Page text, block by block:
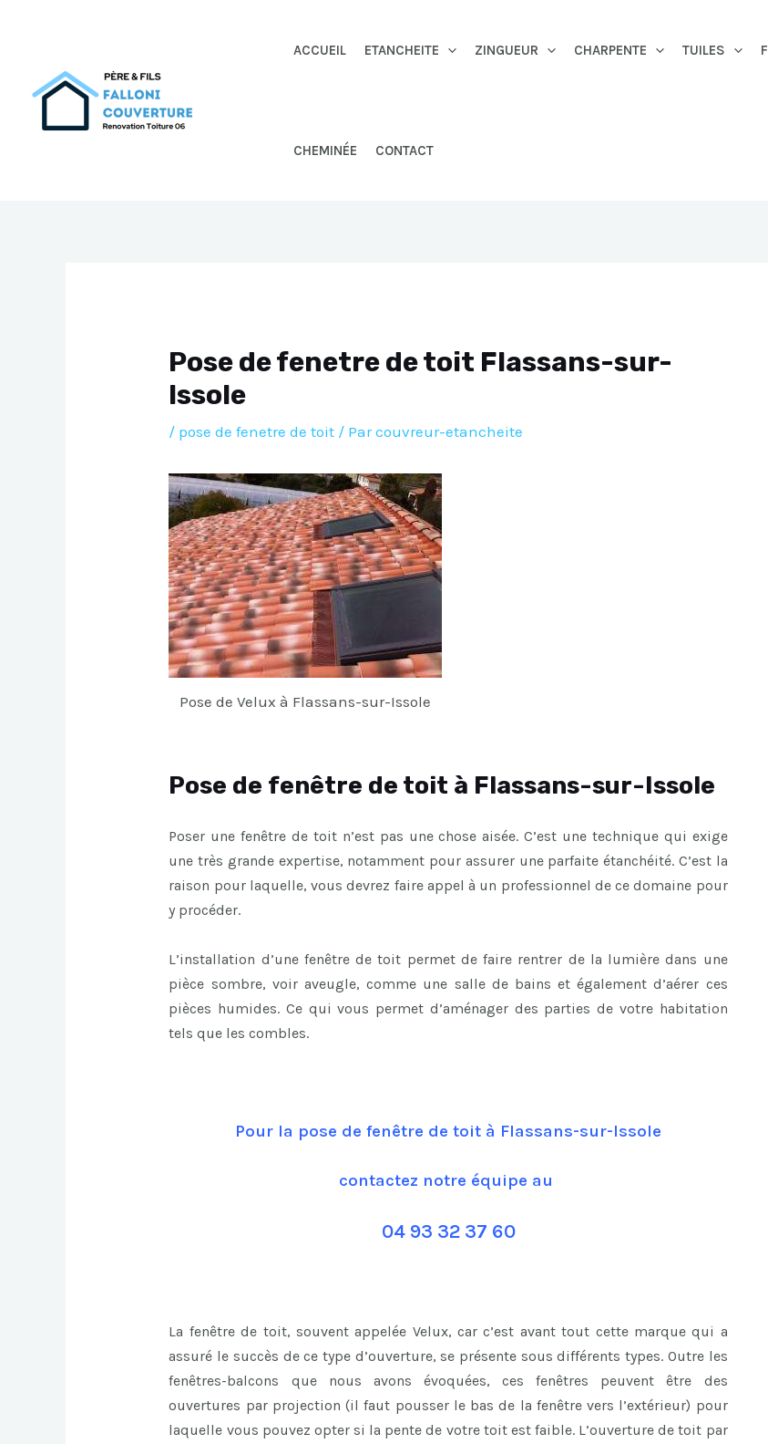
ACCUEIL ETANCHEITE ZINGUEUR CHARPENTE TUILES
CHEMINÉE CONTACT
Pose de fenetre de toit Flassans-sur-
Issole
/ pose de fenetre de toit / Parcouvreur-etancheite
Pose de Velux à Flassans-sur-Issole
Pose de fenêtre de toit à Flassans-sur-Issole
Poser une fenêtre de toit n’est pas une chose aisée. C’est une technique qui exige
une très grande expertise, notamment pour assurer une parfaite étanchéité. C’est la
raison pour laquelle, vous devrez faire appel à un professionnel de ce domaine pour
y procéder.
L’installation d’une fenêtre de toit permet de faire rentrer de la lumière dans une
pièce sombre, voir aveugle, comme une salle de bains et également d’aérer ces
pièces humides. Ce qui vous permet d’aménager des parties de votre habitation
tels que les combles.
Pour la pose de fenêtre de toit à Flassans-sur-Issole
contactez notre équipe au
04 93 32 37 60
La fenêtre de toit, souvent appelée Velux, car c’est avant tout cette marque qui a
assuré le succès de ce type d’ouverture, se présente sous différents types. Outre les
fenêtres-balcons que nous avons évoquées, ces fenêtres peuvent être des
ouvertures par projection (il faut pousser le bas de la fenêtre vers l’extérieur) pour
laquelle vous pouvez opter si la pente de votre toit est faible. L’ouverture de toit par